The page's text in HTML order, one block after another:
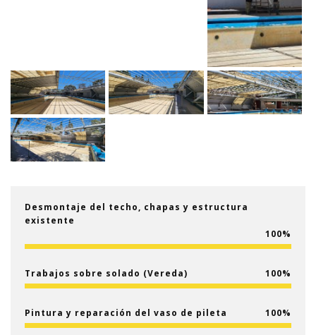
Desmontaje del techo, chapas y estructura
existente
100
Trabajos sobre solado (Vereda) 100
Pintura y reparación del vaso de pileta 100